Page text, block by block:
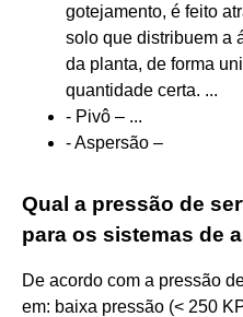
gotejamento, é feito
solo que distribuem a
da planta, de forma
quantidade certa. ...
- Pivô – ...
- Aspersão –
Qual a pressão de
para os sistemas de
De acordo com a pressão
em: baixa pressão (< 250